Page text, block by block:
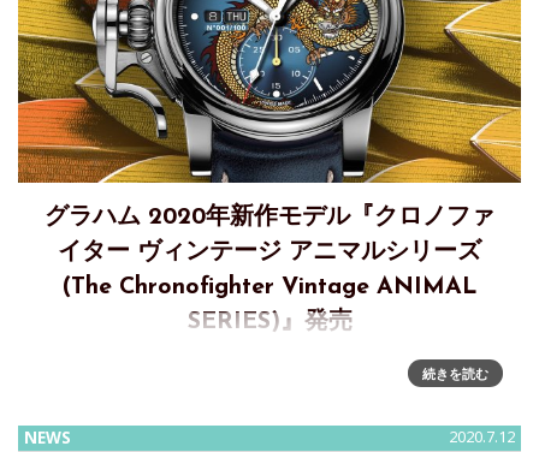
グラハム 2020年新作モデル『クロノファ
イター ヴィンテージ アニマルシリーズ
(The Chronofighter Vintage ANIMAL
SERIES)』発売
グラハム 2020年 新作モデル『クロノファイター ヴィンテー
ジ アニマルシリーズ(The Chronofighter Vintage ANIMAL
続きを読む
NEWS 2020.7.12